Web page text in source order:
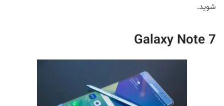
شوید.
Galaxy Note 7